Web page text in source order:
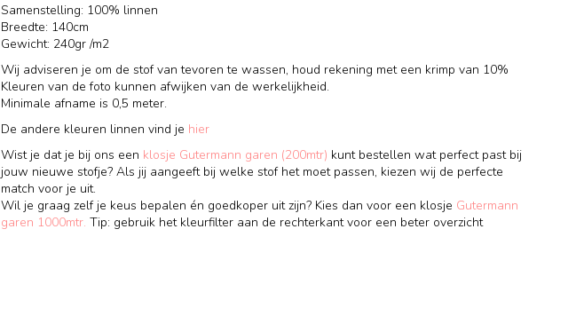
Samenstelling: 100% linnen
Breedte: 140cm
Gewicht: 240gr /m2
Wij adviseren je om de stof van tevoren te wassen, houd rekening met een krimp van 10%
Kleuren van de foto kunnen afwijken van de werkelijkheid.
Minimale afname is 0,5 meter.
De andere kleuren linnen vind je hier
Wist je dat je bij ons een klosje Gutermann garen (200mtr) kunt bestellen wat perfect past bij
jouw nieuwe stofje? Als jij aangeeft bij welke stof het moet passen, kiezen wij de perfecte
match voor je uit.
Wil je graag zelf je keus bepalen én goedkoper uit zijn? Kies dan voor een klosje Gutermann
garen 1000mtr. Tip: gebruik het kleurfilter aan de rechterkant voor een beter overzicht